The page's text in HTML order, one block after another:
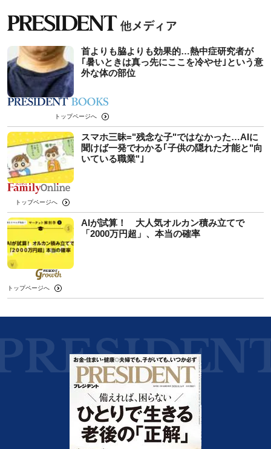
首よりも脇よりも効果的…熱中症研究者が
｢暑いときは真っ先にここを冷やせ｣という意
外な体の部位
トップページへ
スマホ三昧="残念な子"ではなかった…AIに
聞けば一発でわかる｢子供の隠れた才能と"向
いている職業"｣
トップページへ
AIが試算！ 大人気オルカン積み立てで
「2000万円超」、本当の確率
トップページへ